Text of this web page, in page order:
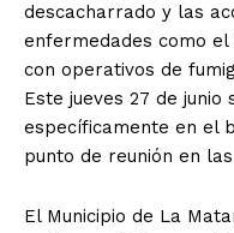
descacharrado y las
enfermedades como el
con operativos de
Este jueves 27 de
específicamente en el
punto de reunión en
El Municipio de La